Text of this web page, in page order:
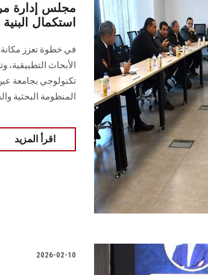
مجلس إدارة
استكمال
في خطوة تعزز
الأبحاث
تكنولوجي بجامعة
المنظومة البحثية
اقرأ المزيد
2026-02-10